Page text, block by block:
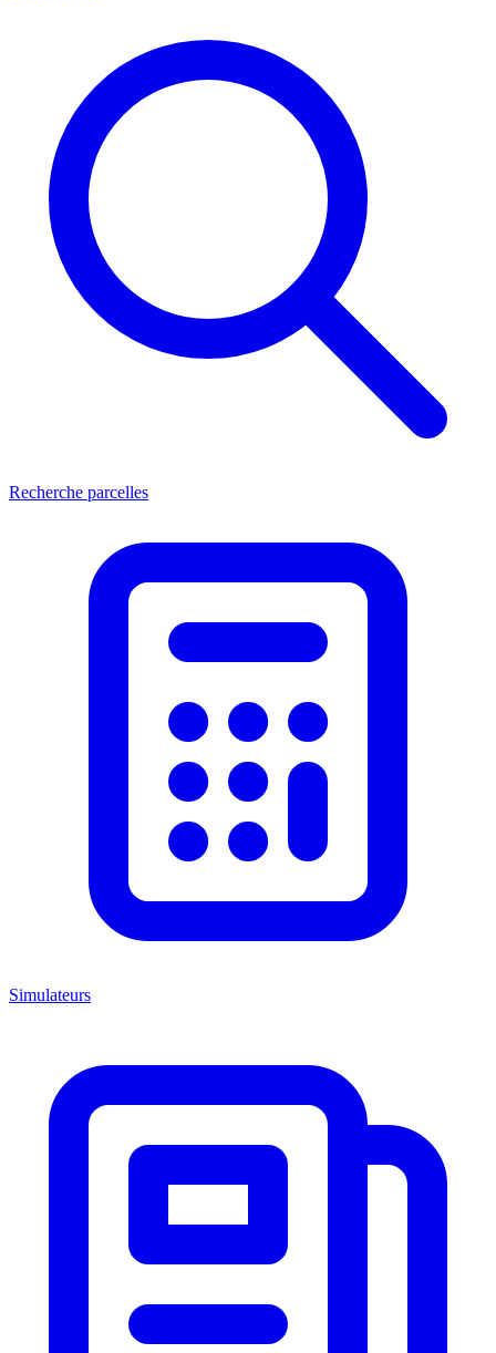
Recherche parcelles
Simulateurs